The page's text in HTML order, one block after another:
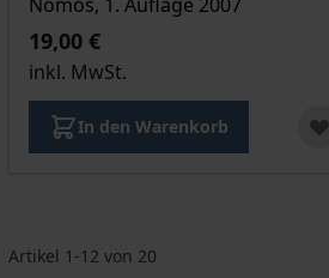
19,00 €
inkl. MwSt.
In den Warenkorb
Artikel 1 -12 von 20